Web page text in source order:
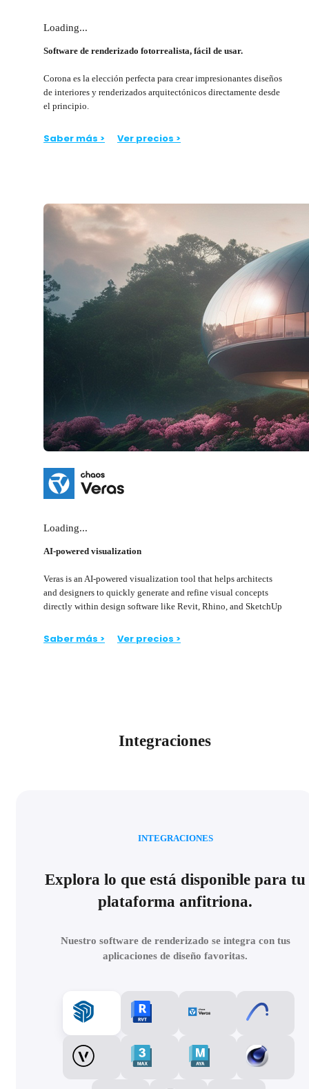
Loading...
Software de renderizado fotorrealista, fácil de usar.
Corona es la elección perfecta para crear impresionantes diseños
de interiores y renderizados arquitectónicos directamente desde
el principio.
Saber más > Ver precios >
Loading...
AI-powered visualization
Veras is an AI-powered visualization tool that helps architects
and designers to quickly generate and refine visual concepts
directly within design software like Revit, Rhino, and SketchUp
Saber más > Ver precios >
Integraciones
Explora lo que está disponible para tu
plataforma anfitriona.
INTEGRACIONES
Nuestro software de renderizado se integra con tus
aplicaciones de diseño favoritas.